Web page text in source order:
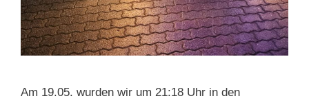
Am 19.05. wurden wir um 21:18 Uhr in den